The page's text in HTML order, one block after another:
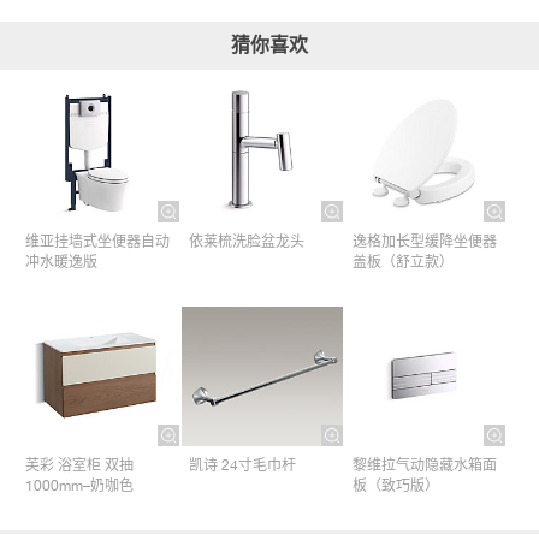
猜你喜欢
维亚挂墙式坐便器自动
冲水暖逸版
依莱梳洗脸盆龙头
逸格加长型缓降坐便器
盖板（舒立款）
芙彩 浴室柜 双抽
1000mm–奶咖色
凯诗 24寸毛巾杆​
黎维拉气动隐藏水箱面
板（致巧版）